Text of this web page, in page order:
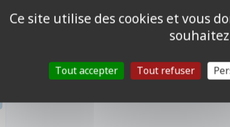
44,90 €
Ce site utilise des cookies et vous
Tout accepter Tout refuser